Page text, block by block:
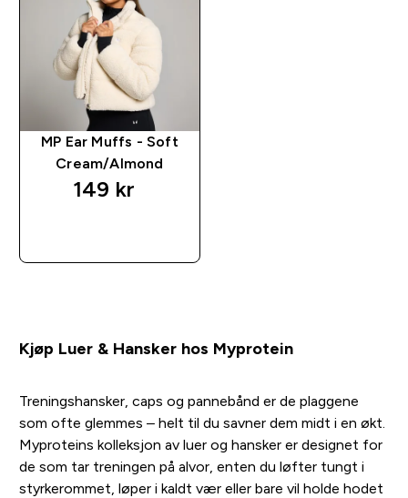
MP Ear Muffs - Soft
Cream/Almond
149 kr‎
Kjøp Luer & Hansker hos Myprotein
Treningshansker, caps og pannebånd er de plaggene
som ofte glemmes – helt til du savner dem midt i en økt.
Myproteins kolleksjon av luer og hansker er designet for
de som tar treningen på alvor, enten du løfter tungt i
styrkerommet, løper i kaldt vær eller bare vil holde hodet